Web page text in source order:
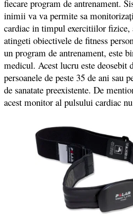
fiecare program de antrenament.
inimii va va permite sa
cardiac in timpul exercitiilor fizice,
atingeti obiectivele de fitness
un program de antrenament, este
medicul. Acest lucru este deosebit
persoanele de peste 35 de ani sau
de sanatate preexistente. De
acest monitor al pulsului cardiac